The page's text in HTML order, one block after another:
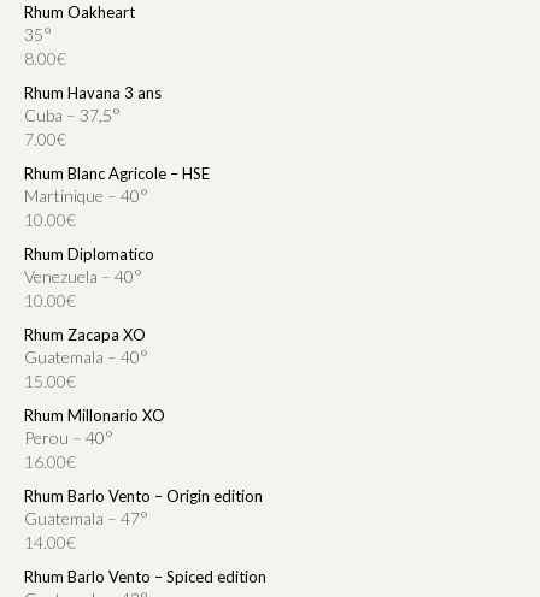
Rhum Oakheart
35°
8.00€
Rhum Havana 3 ans
Cuba – 37,5°
7.00€
Rhum Blanc Agricole – HSE
Martinique – 40°
10.00€
Rhum Diplomatico
Venezuela – 40°
10.00€
Rhum Zacapa XO
Guatemala – 40°
15.00€
Rhum Millonario XO
Perou – 40°
16.00€
Rhum Barlo Vento – Origin edition
Guatemala – 47°
14.00€
Rhum Barlo Vento – Spiced edition